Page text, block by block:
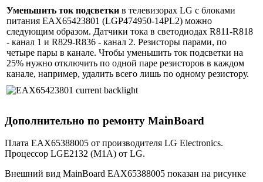
Уменьшить ток подсветки в телевизорах LG с блоками
питания EAX65423801 (LGP474950-14PL2) можно
следующим образом. Датчики тока в светодиодах R811-R818
- канал 1 и R829-R836 - канал 2. Резисторы парами, по
четыре пары в канале. Чтобы уменьшить ток подсветки на
25% нужно отключить по одной паре резисторов в каждом
канале, например, удалить всего лишь по одному резистору.
Дополнительно по ремонту MainBoard
Плата EAX65388005 от производителя LG Electronics.
Процессор LGE2132 (M1A) от LG.
Внешний вид MainBoard EAX65388005 показан на рисунке